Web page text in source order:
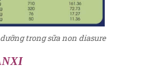
trong sữa non diasure